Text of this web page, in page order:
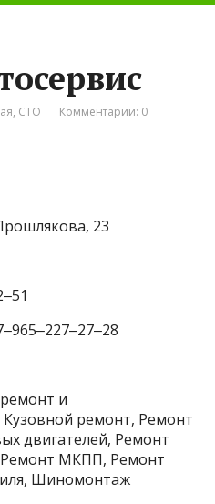
, СТО Комментарии: 0
23
и
ремонт, Ремонт
двигателей, Ремонт
Ремонт МКПП, Ремонт
Шиномонтаж